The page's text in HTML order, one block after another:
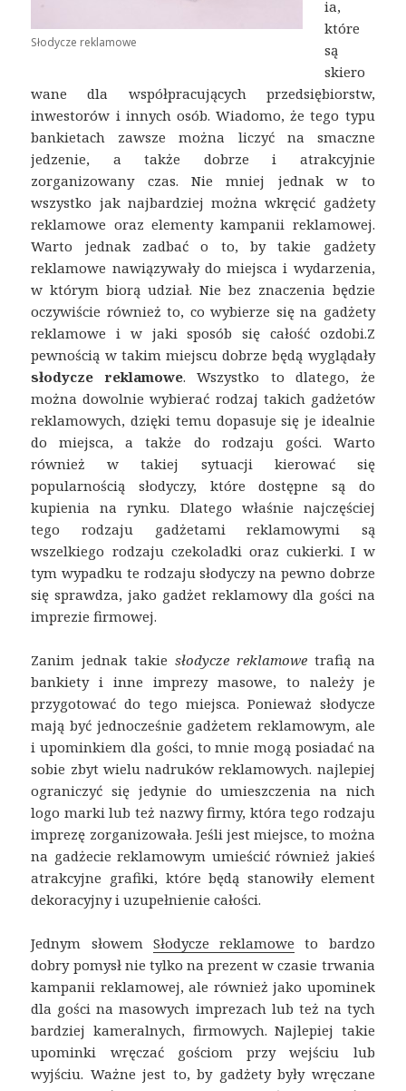
Słodycze reklamowe
ia,
które
są
skiero
wane dla współpracujących przedsiębiorstw,
inwestorów i innych osób. Wiadomo, że tego typu
bankietach zawsze można liczyć na smaczne
jedzenie, a także dobrze i atrakcyjnie
zorganizowany czas. Nie mniej jednak w to
wszystko jak najbardziej można wkręcić gadżety
reklamowe oraz elementy kampanii reklamowej.
Warto jednak zadbać o to, by takie gadżety
reklamowe nawiązywały do miejsca i wydarzenia,
w którym biorą udział. Nie bez znaczenia będzie
oczywiście również to, co wybierze się na gadżety
reklamowe i w jaki sposób się całość ozdobi.Z
pewnością w takim miejscu dobrze będą wyglądały
słodycze reklamowe. Wszystko to dlatego, że
można dowolnie wybierać rodzaj takich gadżetów
reklamowych, dzięki temu dopasuje się je idealnie
do miejsca, a także do rodzaju gości. Warto
również w takiej sytuacji kierować się
popularnością słodyczy, które dostępne są do
kupienia na rynku. Dlatego właśnie najczęściej
tego rodzaju gadżetami reklamowymi są
wszelkiego rodzaju czekoladki oraz cukierki. I w
tym wypadku te rodzaju słodyczy na pewno dobrze
się sprawdza, jako gadżet reklamowy dla gości na
imprezie firmowej.
Zanim jednak takie słodycze reklamowetrafią na
bankiety i inne imprezy masowe, to należy je
przygotować do tego miejsca. Ponieważ słodycze
mają być jednocześnie gadżetem reklamowym, ale
i upominkiem dla gości, to mnie mogą posiadać na
sobie zbyt wielu nadruków reklamowych. najlepiej
ograniczyć się jedynie do umieszczenia na nich
logo marki lub też nazwy firmy, która tego rodzaju
imprezę zorganizowała. Jeśli jest miejsce, to można
na gadżecie reklamowym umieścić również jakieś
atrakcyjne grafiki, które będą stanowiły element
dekoracyjny i uzupełnienie całości.
Jednym słowem Słodycze reklamowe to bardzo
dobry pomysł nie tylko na prezent w czasie trwania
kampanii reklamowej, ale również jako upominek
dla gości na masowych imprezach lub też na tych
bardziej kameralnych, firmowych. Najlepiej takie
upominki wręczać gościom przy wejściu lub
wyjściu. Ważne jest to, by gadżety były wręczane